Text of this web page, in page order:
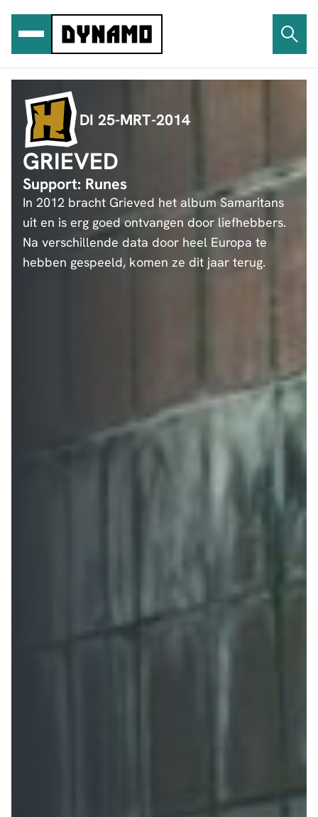
inhoud
DI 25-MRT-2014
GRIEVED
Support: Runes
In 2012 bracht Grieved het album Samaritans
uit en is erg goed ontvangen door liefhebbers.
Na verschillende data door heel Europa te
hebben gespeeld, komen ze dit jaar terug.